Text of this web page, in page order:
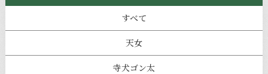
すべて
天女
寺犬ゴン太